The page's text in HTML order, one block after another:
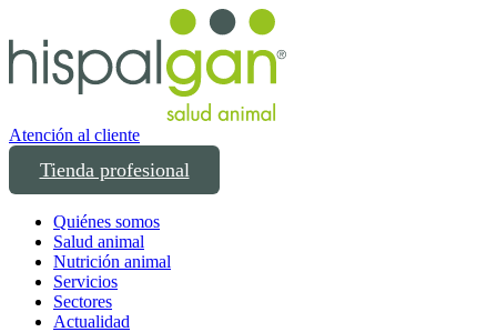
Atención al cliente
Tienda profesional
Quiénes somos
Salud animal
Nutrición animal
Servicios
Sectores
Actualidad